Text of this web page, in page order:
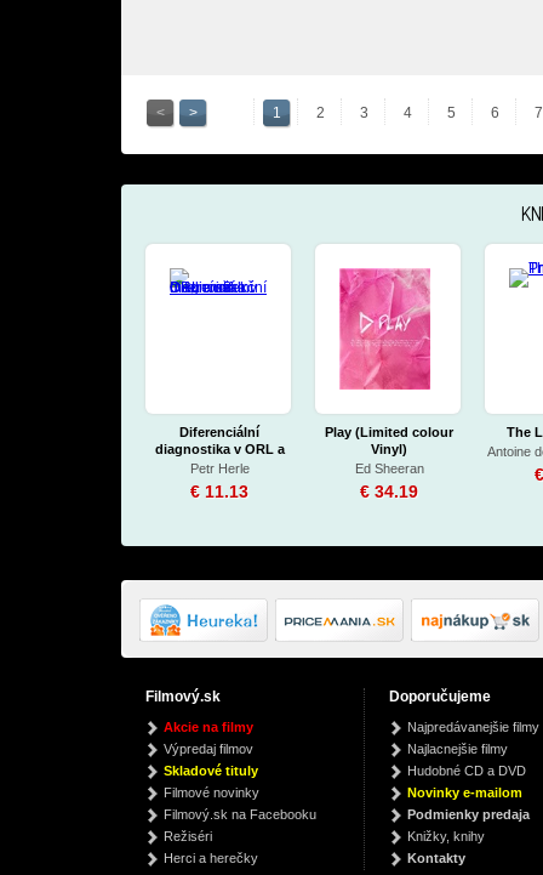
< > 1 2 3 4 5 6 7
Diferenciální
diagnostika v ORL a
infekční medicíně
Petr Herle
€ 11.13
Play (Limited colour
Vinyl)
Ed Sheeran
€ 34.19
The
Legends Templars
Edition (White Marble
Vinyl))
Sabaton
€ 48.09
Alergie
Earl Mindell, Carol Colmann
€ 10.38
Filmový.sk
Akcie na filmy
Výpredaj filmov
Skladové tituly
Filmové novinky
Filmový.sk na Facebooku
Režiséri
Herci a herečky
Doporučujeme
Najpredávanejšie filmy
Najlacnejšie filmy
Hudobné CD a DVD
Novinky e-mailom
Podmienky predaja
Knižky, knihy
Kontakty